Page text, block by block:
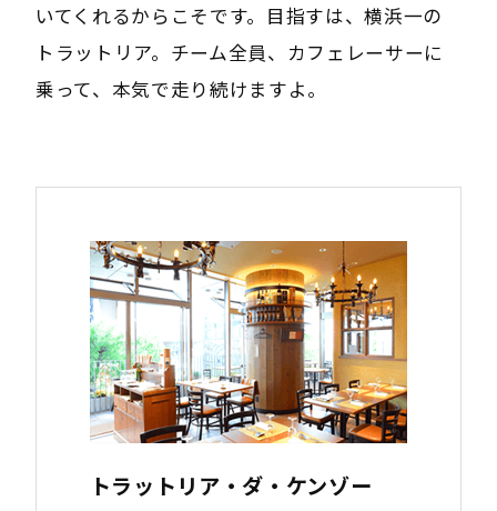
いてくれるからこそです。目指すは、横浜一の
トラットリア。チーム全員、カフェレーサーに
乗って、本気で走り続けますよ。
トラットリア・ダ・ケンゾー